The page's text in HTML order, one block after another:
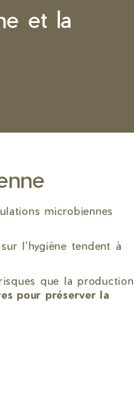
et la
microbiennes
l’hygiène tendent à
que la production
pour préserver la